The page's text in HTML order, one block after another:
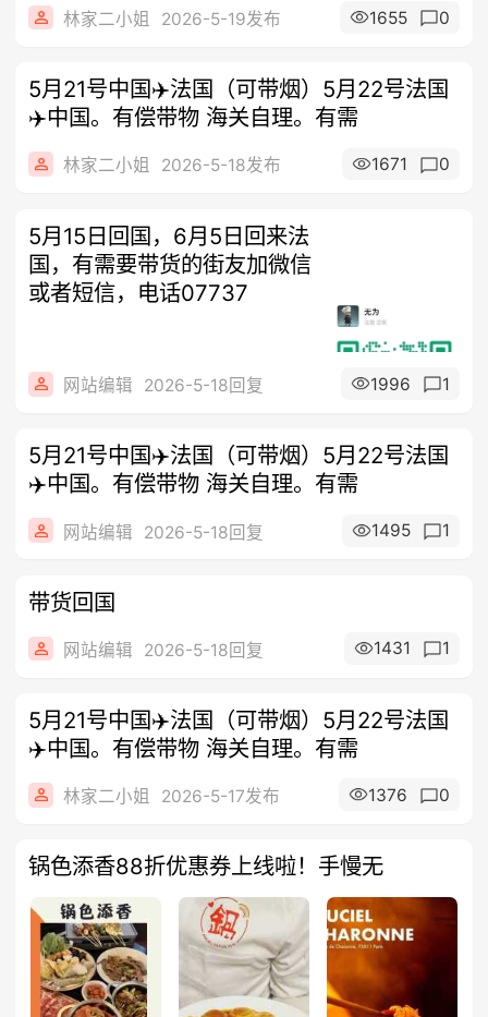
林家二小姐 2026-5-19发布 1655 0
5月21号中国✈️法国（可带烟）5月22号法国
✈️中国。有偿带物 海关自理。有需
林家二小姐 2026-5-18发布 1671 0
5月15日回国，6月5日回来法
国，有需要带货的街友加微信
或者短信，电话07737
网站编辑 2026-5-18回复 1996 1
5月21号中国✈️法国（可带烟）5月22号法国
✈️中国。有偿带物 海关自理。有需
网站编辑 2026-5-18回复 1495 1
带货回国
网站编辑 2026-5-18回复 1431 1
5月21号中国✈️法国（可带烟）5月22号法国
✈️中国。有偿带物 海关自理。有需
林家二小姐 2026-5-17发布 1376 0
锅色添香88折优惠券上线啦！手慢无